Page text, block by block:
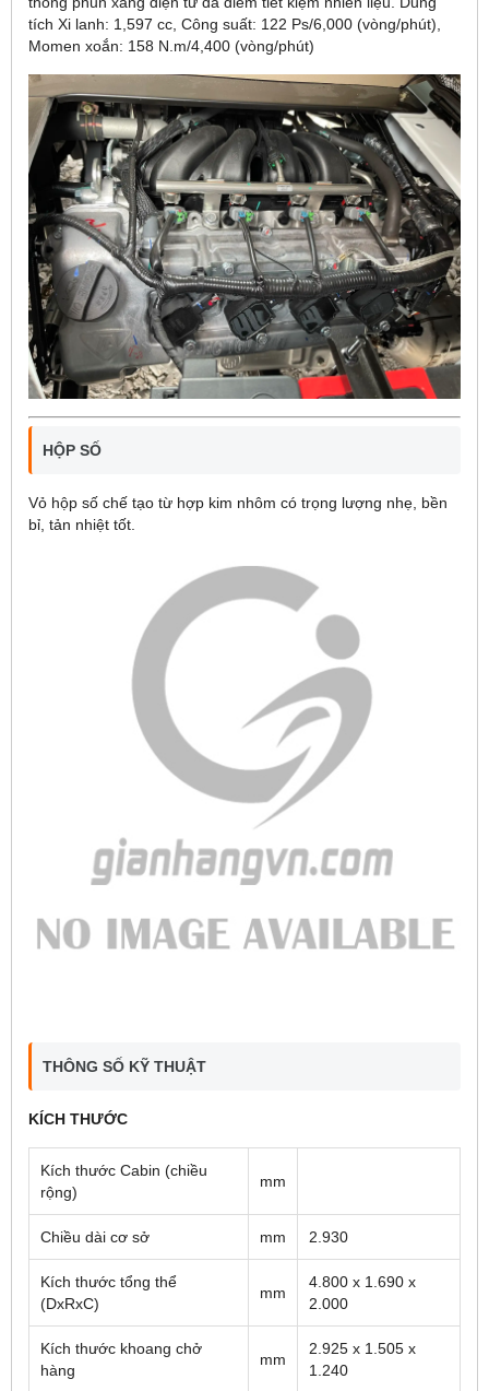
tích Xi lanh: 1,597 cc, Công suất: 122 Ps/6,000 (vòng/phút),
Momen xoắn: 158 N.m/4,400 (vòng/phút)
HỘP SỐ
Vỏ hộp số chế tạo từ hợp kim nhôm có trọng lượng nhẹ, bền
bỉ, tản nhiệt tốt.
THÔNG SỐ KỸ THUẬT
KÍCH THƯỚC
Kích thước Cabin (chiều
rộng)
mm
Chiều dài cơ sở mm 2.930
Kích thước tổng thể
(DxRxC)
mm
4.800 x 1.690 x
2.000
Kích thước khoang chở
hàng
mm
2.925 x 1.505 x
1.240